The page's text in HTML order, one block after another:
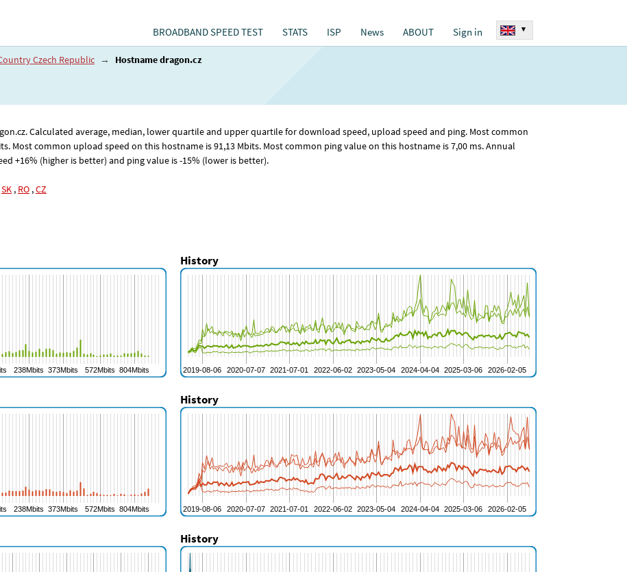
BROADBAND SPEED TEST STATS ISP News ABOUT Sign in ▾
Czech Republic → Hostname dragon.cz
Calculated average, median, lower quartile and upper quartile for download speed, upload speed and ping. Most common
Most common upload speed on this hostname is 91,13 Mbits. Most common ping value on this hostname is 7,00 ms. Annual
+16% (higher is better) and ping value is -15% (lower is better).
SK , RO ,CZ
History
History
History